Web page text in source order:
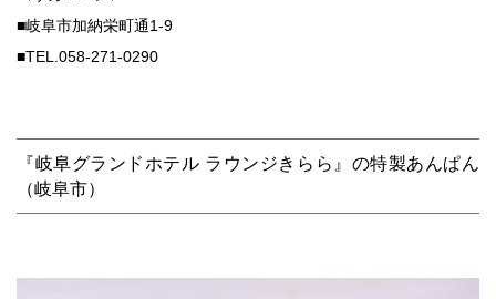
■岐阜市加納栄町通1-9
■TEL.058-271-0290
『岐阜グランドホテル ラウンジきらら』の特製あんぱん
（岐阜市）